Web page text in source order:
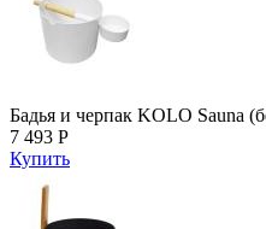
Бадья и черпак KOLO Sauna
7 493 Р
Купить